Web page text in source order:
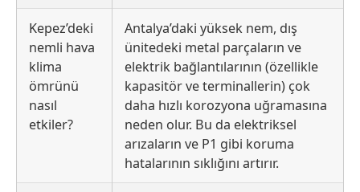
Kepez’deki
nemli hava
klima
ömrünü
nasıl
etkiler?
Antalya’daki yüksek nem, dış
ünitedeki metal parçaların ve
elektrik bağlantılarının (özellikle
kapasitör ve terminallerin) çok
daha hızlı korozyona uğramasına
neden olur. Bu da elektriksel
arızaların ve P1 gibi koruma
hatalarının sıklığını artırır.